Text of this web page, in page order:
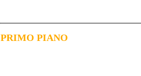
PRIMO PIANO